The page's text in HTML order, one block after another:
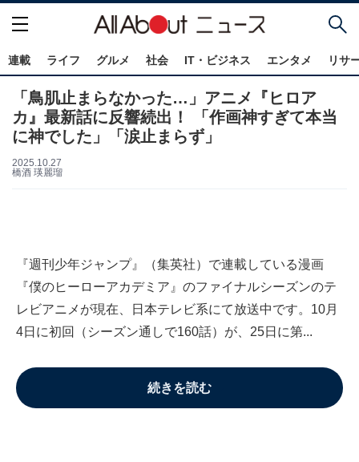
連載 ライフ グルメ 社会 IT・ビジネス エンタメ リサ
「鳥肌止まらなかった…」アニメ『ヒロア
カ』最新話に反響続出！ 「作画神すぎて本当
に神でした」「涙止まらず」
2025.10.27
橋酒 瑛麗瑠
『週刊少年ジャンプ』（集英社）で連載している漫画
『僕のヒーローアカデミア』のファイナルシーズンのテ
レビアニメが現在、日本テレビ系にて放送中です。10月
4日に初回（シーズン通しで160話）が、25日に第...
続きを読む